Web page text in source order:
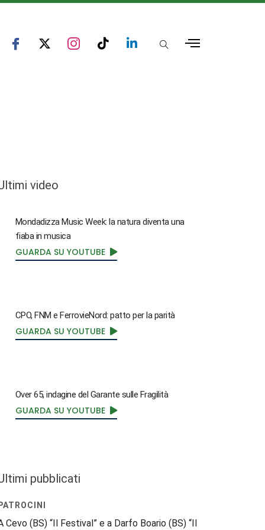
video
Mondadizza Music Week: la natura diventa una
fiaba in musica
GUARDA SU YOUTUBE
CPO, FNM e FerrovieNord: patto per la parità
GUARDA SU YOUTUBE
Over 65, indagine del Garante sulle Fragilità
GUARDA SU YOUTUBE
pubblicati
Cevo (BS) “Il Festival” e a Darfo Boario (BS) “Il